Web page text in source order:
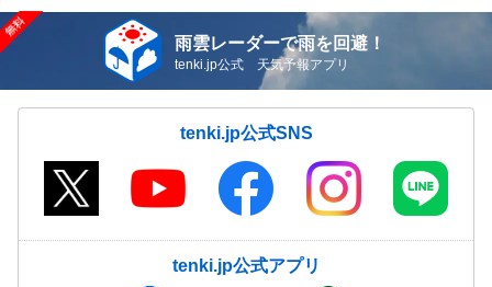
雨雲レーダーで雨を回避！
tenki.jp公式 天気予報アプリ
tenki.jp公式SNS
tenki.jp公式アプリ